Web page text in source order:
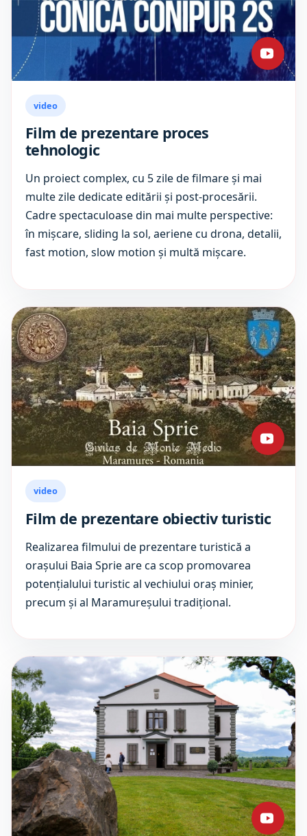
video
Film de prezentare proces
tehnologic
Un proiect complex, cu 5 zile de filmare și mai
multe zile dedicate editării și post-procesării.
Cadre spectaculoase din mai multe perspective:
în mișcare, sliding la sol, aeriene cu drona, detalii,
fast motion, slow motion și multă mișcare.
video
Film de prezentare obiectiv turistic
Realizarea filmului de prezentare turistică a
orașului Baia Sprie are ca scop promovarea
potențialului turistic al vechiului oraș minier,
precum și al Maramureșului tradițional.